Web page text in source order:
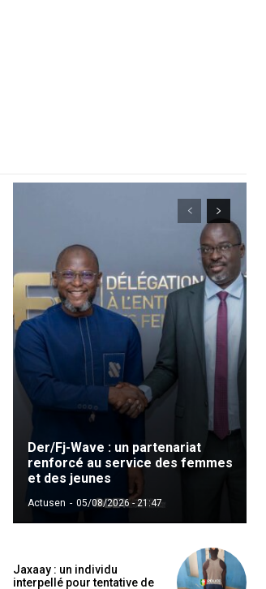
Der/Fj-Wave : un partenariat
renforcé au service des femmes
et des jeunes
Actusen - 05/08/2026 - 21:47
Jaxaay : un individu
interpellé pour tentative de